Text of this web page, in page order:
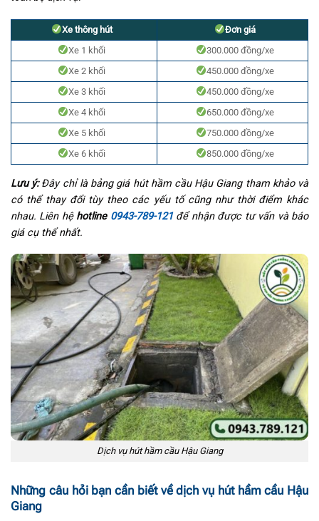
Xe thông hút
Đơn giá
Xe 1 khối
300.000 đồng/xe
Xe 2 khối
450.000 đồng/xe
Xe 3 khối
450.000 đồng/xe
Xe 4 khối
650.000 đồng/xe
Xe 5 khối
750.000 đồng/xe
Xe 6 khối
850.000 đồng/xe
Lưu ý:Đây chỉ là bảng giá hút hầm cầu Hậu Giang tham khảo và
có thể thay đổi tùy theo các yếu tố cũng như thời điểm khác
nhau. Liên hệ hotline 0943-789-121để nhận được tư vấn và báo
giá cụ thể nhất.
Dịch vụ hút hầm cầu Hậu Giang
Những câu hỏi bạn cần biết về dịch vụ hút hầm cầu Hậu
Giang